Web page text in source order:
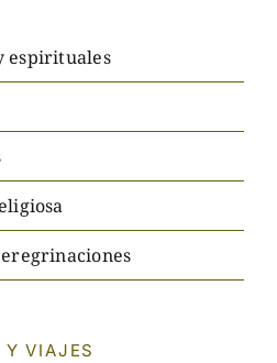
espirituales
Y VIAJES